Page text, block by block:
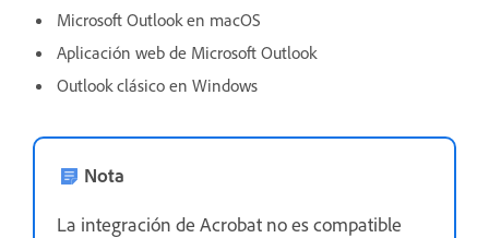
Microsoft Outlook en macOS
Aplicación web de Microsoft Outlook
Outlook clásico en Windows
Nota
La integración de Acrobat no es compatible